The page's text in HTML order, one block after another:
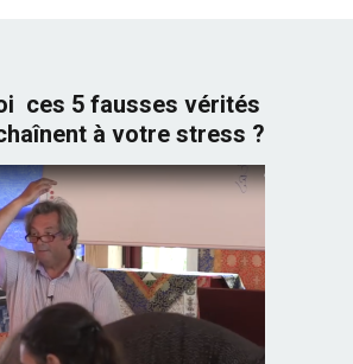
ces 5 fausses vérités
à votre stress ?